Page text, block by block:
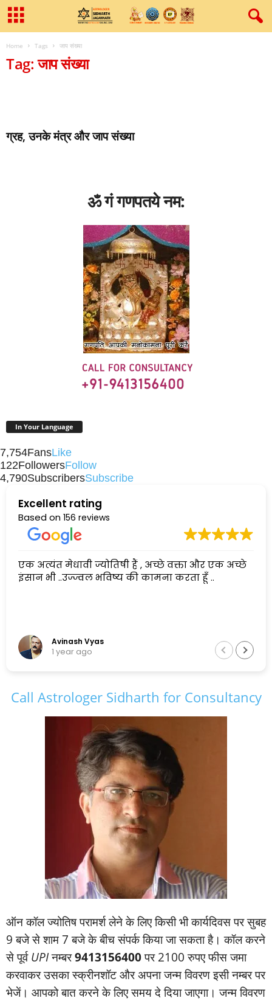
Home Tags जाप संख्या
Tag: जाप संख्या
ग्रह, उनके मंत्र और जाप संख्या
ॐ गं गणपतये नम:
In Your Language
7,754FansLike
122FollowersFollow
4,790SubscribersSubscribe
Excellent rating
Based on 156 reviews
एक अत्यंत मेधावी ज्योतिषी हैं , अच्छे वक्ता और एक अच्छे
इंसान भी ..उज्ज्वल भविष्य की कामना करता हूँ ..
Avinash Vyas
1 year ago
Call Astrologer Sidharth for Consultancy
ऑन कॉल ज्‍योतिष परामर्श लेने के लिए किसी भी कार्यदिवस पर सुबह
9 बजे से शाम 7 बजे के बीच संपर्क किया जा सकता है। कॉल करने
से पूर्वUPIनम्‍बर9413156400पर 2100 रुपए फीस जमा
करवाकर उसका स्‍क्रीनशॉट और अपना जन्‍म विवरण इसी नम्‍बर पर
भेजें। आपको बात करने के लिए समय दे दिया जाएगा। जन्‍म विवरण